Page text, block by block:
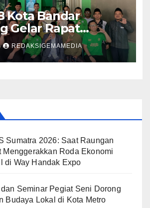
Kota Bandar
Gelar Rapat
Perkuat
Menuju Partai
Dekat dengan
REDAKSIGEMAMEDIA
Sumatra 2026: Saat Raungan
Menggerakkan Roda Ekonomi
di Way Handak Expo
Seminar Pegiat Seni Dorong
Budaya Lokal di Kota Metro